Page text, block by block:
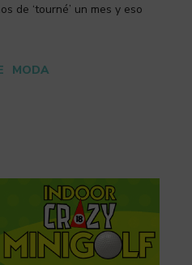
de ‘tourné’ un mes y eso
MODA